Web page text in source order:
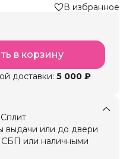
В избранное
в корзину
доставки: 5 000 ₽
выдачи или до двери
или наличными